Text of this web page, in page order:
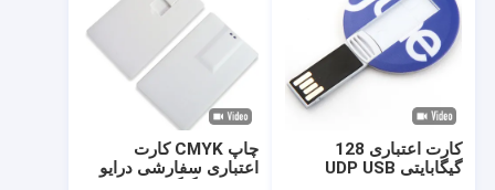
نمایش VR
چاپ CMYK کارت
اعتباری سفارشی درایو
کارت اعتباری 128
گیگابایتی UDP USB